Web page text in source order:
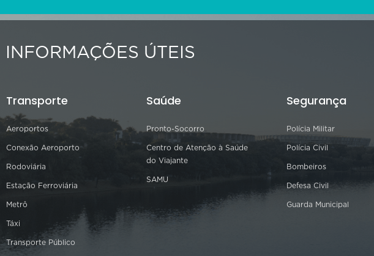
INFORMAÇÕES ÚTEIS
Transporte
Aeroportos
Conexão Aeroporto
Rodoviária
Estação Ferroviária
Metrô
Táxi
Transporte Público
Saúde
Pronto-Socorro
Centro de Atenção à Saúde
do Viajante
SAMU
Segurança
Polícia Militar
Polícia Civil
Bombeiros
Defesa Civil
Guarda Municipal